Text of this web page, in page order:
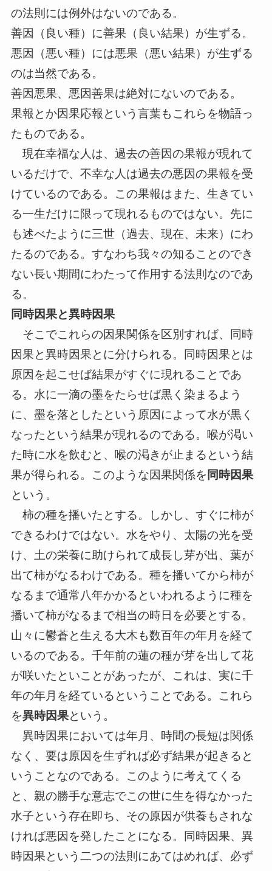
の法則には例外はないのである。
善因（良い種）に善果（良い結果）が生ずる。
悪因（悪い種）には悪果（悪い結果）が生ずる
のは当然である。
善因悪果、悪因善果は絶対にないのである。
果報とか因果応報という言葉もこれらを物語っ
たものである。
現在幸福な人は、過去の善因の果報が現れて
いるだけで、不幸な人は過去の悪因の果報を受
けているのである。この果報はまた、生きてい
る一生だけに限って現れるものではない。先に
も述べたように三世（過去、現在、未来）にわ
たるのである。すなわち我々の知ることのでき
ない長い期間にわたって作用する法則なのであ
る。
同時因果と異時因果
そこでこれらの因果関係を区別すれば、同時
因果と異時因果とに分けられる。同時因果とは
原因を起こせば結果がすぐに現れることであ
る。水に一滴の墨をたらせば黒く染まるよう
に、墨を落としたという原因によって水が黒く
なったという結果が現れるのである。喉が渇い
た時に水を飲むと、喉の渇きが止まるという結
果が得られる。このような因果関係を 同時因果
という。
柿の種を播いたとする。しかし、すぐに柿が
できるわけではない。水をやり、太陽の光を受
け、土の栄養に助けられて成長し芽が出、葉が
出て柿がなるわけである。種を播いてから柿が
なるまで通常八年かかるといわれるように種を
播いて柿がなるまで相当の時日を必要とする。
山々に鬱蒼と生える大木も数百年の年月を経て
いるのである。千年前の蓮の種が芽を出して花
が咲いたといことがあったが、これは、実に千
年の年月を経ているということである。これら
を異時因果という。
異時因果においては年月、時間の長短は関係
なく、要は原因を生ずれば必ず結果が起きると
いうことなのである。このように考えてくる
と、親の勝手な意志でこの世に生を得なかった
水子という存在即ち、その原因が供養もされな
ければ悪因を発したことになる。同時因果、異
時因果という二つの法則にあてはめれば、必ず